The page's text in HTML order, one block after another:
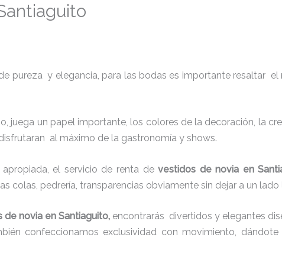
pureza y elegancia, para las bodas es importante resaltar
juega un papel importante, los colores de la decoración, la
al máximo de la gastronomía y shows.
el servicio de renta devestidos de novia en
colas, pedrería, transparencias obviamente sin dejar a un
de novia en Santiaguito, encontrarás divertidos y elegantes
confeccionamos exclusividad con movimiento,